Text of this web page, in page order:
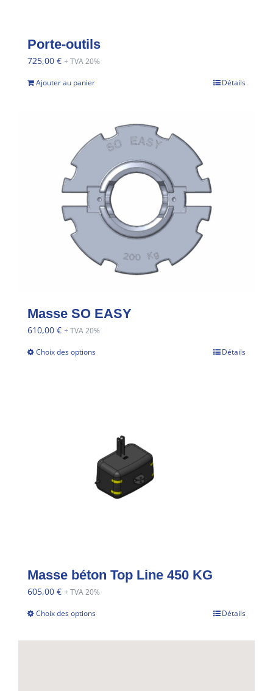
Porte-outils
725,00 € + TVA 20%
Ajouter au panier Détails
Masse SO EASY
610,00 € + TVA 20%
Choix des options Détails
Masse béton Top Line 450 KG
605,00 € + TVA 20%
Choix des options Détails